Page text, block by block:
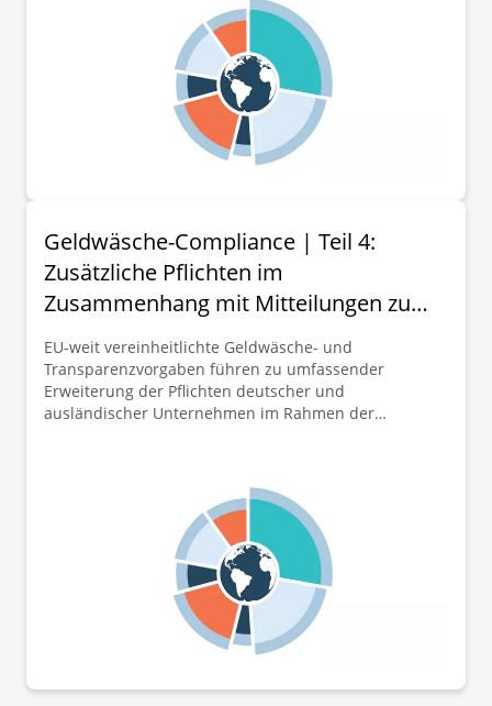
vereinheitlichten System zur Ermittlung der
wirtschaftlichen Eigentümer sowie neuen Kriterien
betreffend die Mitteilung sog. „fiktiv wirtschaftlicher
Eigentümer“ weiteren wesentlichen
Schlüsselelementen der neuen EU-GwVO.
Geldwäsche-Compliance | Teil 4:
Zusätzliche Pflichten im
Zusammenhang mit Mitteilungen zum
Transparenzregister
EU-weit vereinheitlichte Geldwäsche- und
Transparenzvorgaben führen zu umfassender
Erweiterung der Pflichten deutscher und
ausländischer Unternehmen im Rahmen der
Erweiterung bzw. Einführung zusätzlicher Pflichten im
Zusammenhang mit Mitteilungen zum
Transparenzregister (z.B. betreffend Dokumentations-,
Erklärungs- und Nachweispflichten) weiteren
wesentlichen Schlüsselelementen der neuen EU-